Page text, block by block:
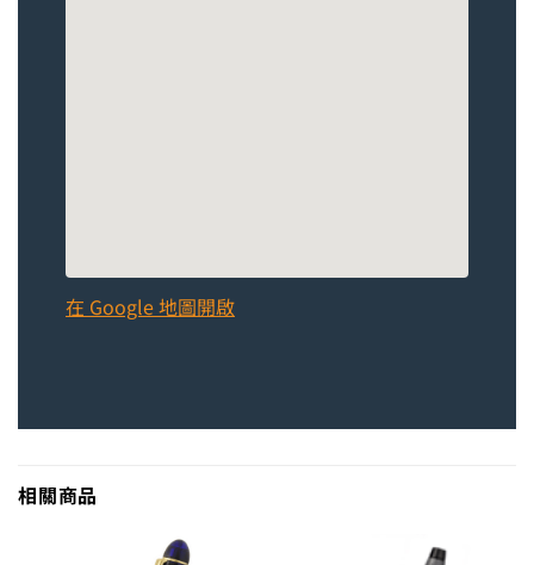
在 Google 地圖開啟
相關商品